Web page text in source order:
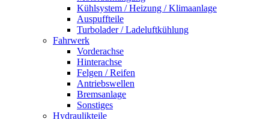
Kühlsystem / Heizung / Klimaanlage
Auspuffteile
Turbolader / Ladeluftkühlung
Fahrwerk
Vorderachse
Hinterachse
Felgen / Reifen
Antriebswellen
Bremsanlage
Sonstiges
Hydraulikteile